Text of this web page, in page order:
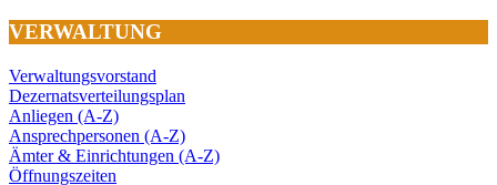
VERWALTUNG
Verwaltungsvorstand
Dezernatsverteilungsplan
Anliegen (A-Z)
Ansprechpersonen (A-Z)
Ämter & Einrichtungen (A-Z)
Öffnungszeiten